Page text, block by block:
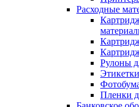
Расходные
Рулоны
Пленки